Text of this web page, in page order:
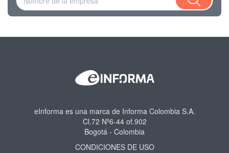
eInforma es una marca de Informa Colombia S.A.
Cl.72 Nº6-44 of.902
Bogotá - Colombia
CONDICIONES DE USO